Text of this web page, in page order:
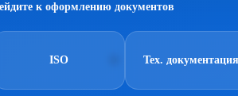
к оформлению документов
ISO Тех. документация